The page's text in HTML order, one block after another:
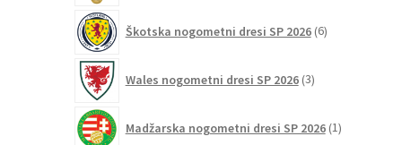
Škotska nogometni dresi SP 2026 6izdelkov
Wales nogometni dresi SP 2026 3izdelki
Madžarska nogometni dresi SP 2026 1izdelek